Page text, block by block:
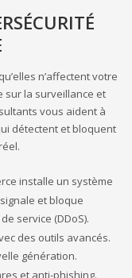
n’affectent votre
sur la surveillance et
vous aident à
détectent et bloquent
installe un système
et bloque
service (DDoS).
des outils avancés.
génération.
et anti-phishing.